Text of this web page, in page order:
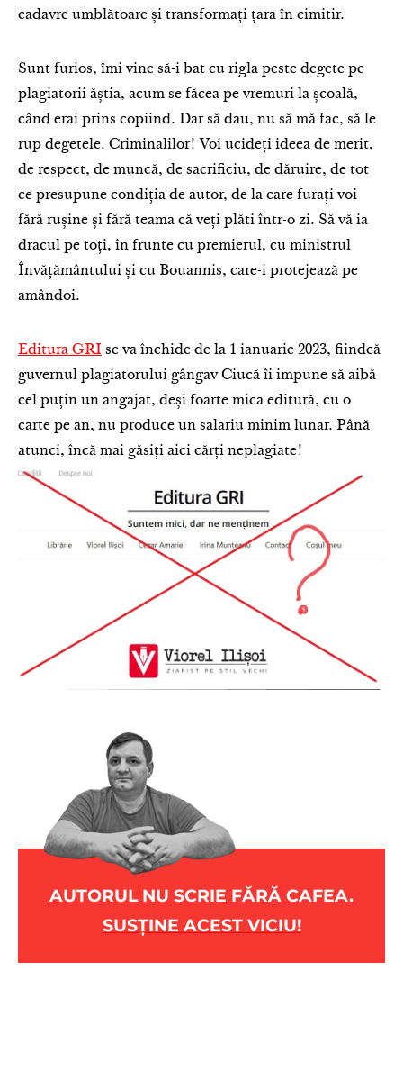
cadavre umblătoare și transformați țara în cimitir.
Sunt furios, îmi vine să-i bat cu rigla peste degete pe
plagiatorii ăștia, acum se făcea pe vremuri la școală,
când erai prins copiind. Dar să dau, nu să mă fac, să le
rup degetele. Criminalilor! Voi ucideți ideea de merit,
de respect, de muncă, de sacrificiu, de dăruire, de tot
ce presupune condiția de autor, de la care furați voi
fără rușine și fără teama că veți plăti într-o zi. Să vă ia
dracul pe toți, în frunte cu premierul, cu ministrul
Învățământului și cu Bouannis, care-i protejează pe
amândoi.
Editura GRI se va închide de la 1 ianuarie 2023, fiindcă
guvernul plagiatorului gângav Ciucă îi impune să aibă
cel puțin un angajat, deși foarte mica editură, cu o
carte pe an, nu produce un salariu minim lunar. Până
atunci, încă mai găsiți aici cărți neplagiate!
AUTORUL NU SCRIE FĂRĂ CAFEA.
SUSȚINE ACEST VICIU!